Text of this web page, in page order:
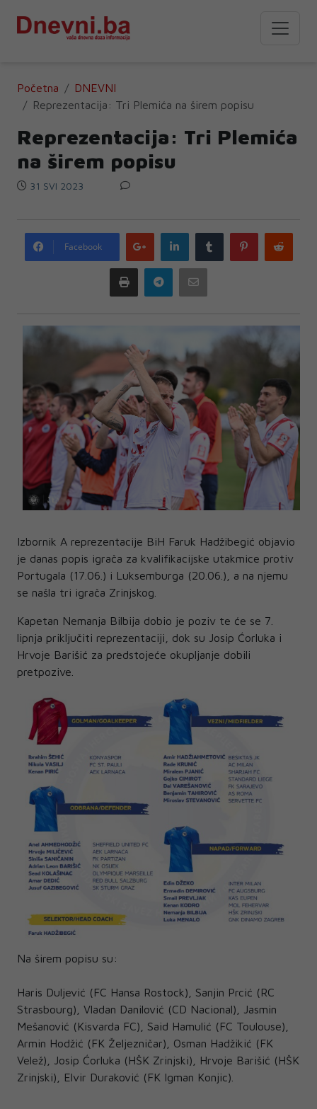
Početna
DNEVNI
Reprezentacija: Tri Plemića na širem popisu
Reprezentacija: Tri Plemića
na širem popisu
31 SVI 2023
Facebook
Google
plus
LinkedIn Tumblr Pinterest
Print Telegram
Izbornik A reprezentacije BiH Faruk Hadžibegić objavio
je danas popis igrača za kvalifikacijske utakmice protiv
Portugala (17.06.) i Luksemburga (20.06.), a na njemu
se našla tri igrača Zrinjskog.
Kapetan Nemanja Bilbija dobio je poziv te će se 7.
lipnja priključiti reprezentaciji, dok su Josip Ćorluka i
Hrvoje Barišić za predstojeće okupljanje dobili
pretpozive.
Na širem popisu su:
Haris Duljević (FC Hansa Rostock), Sanjin Prcić (RC
Strasbourg), Vladan Danilović (CD Nacional), Jasmin
Mešanović (Kisvarda FC), Said Hamulić (FC Toulouse),
Armin Hodžić (FK Željezničar), Osman Hadžikić (FK
Velež), Josip Ćorluka (HŠK Zrinjski), Hrvoje Barišić (HŠK
Zrinjski), Elvir Duraković (FK Igman Konjic).